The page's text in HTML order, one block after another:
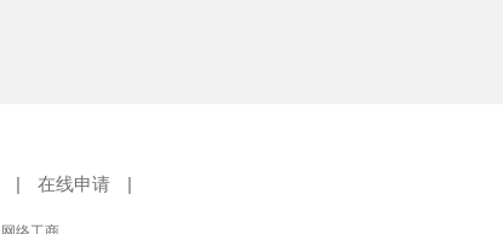
| 在线申请 |